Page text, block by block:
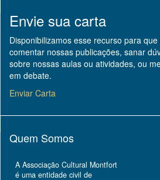
Envie sua carta
Disponibilizamos esse recurso para
comentar nossas publicações, sanar
sobre nossas aulas ou atividades, ou
em debate.
Enviar Carta
Quem Somos
A Associação Cultural Montfort
é uma entidade civil de